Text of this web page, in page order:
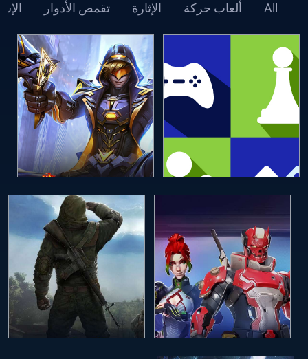
All ألعاب حركة الإثارة تقمص الأدوار
الأحدث